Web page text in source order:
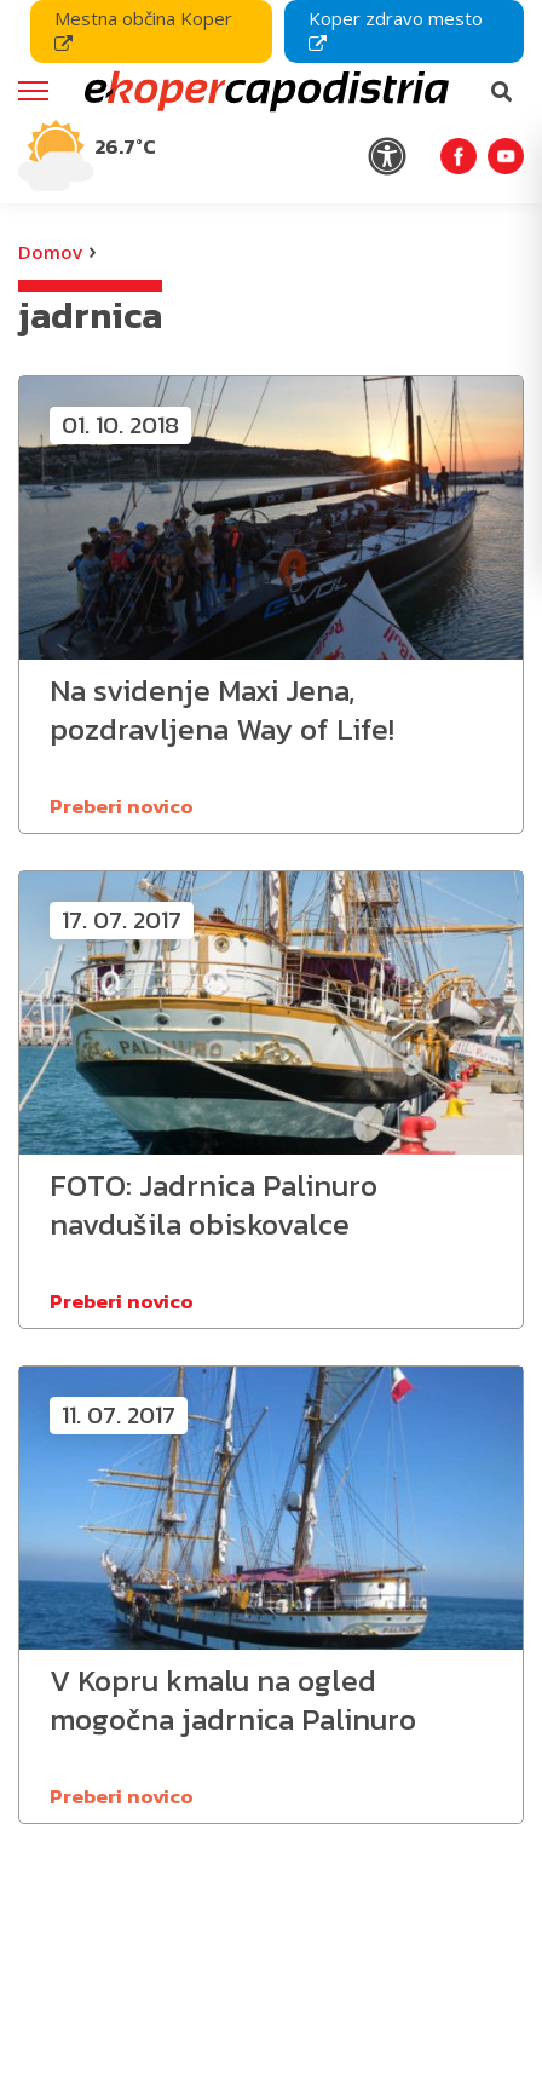
Mestna občina Koper Koper zdravo mesto
26.7°C
Domov ›
jadrnica
01. 10. 2018
Na svidenje Maxi Jena,
pozdravljena Way of Life!
Preberi novico
17. 07. 2017
FOTO: Jadrnica Palinuro
navdušila obiskovalce
Preberi novico
11. 07. 2017
V Kopru kmalu na ogled
mogočna jadrnica Palinuro
Preberi novico